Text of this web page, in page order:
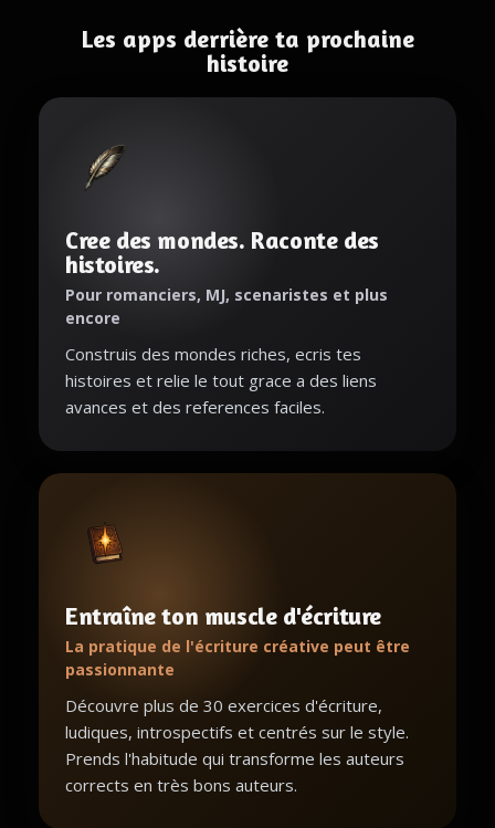
Les apps derrière ta prochaine
histoire
Cree des mondes. Raconte des
histoires.
Pour romanciers, MJ, scenaristes et plus
encore
Construis des mondes riches, ecris tes
histoires et relie le tout grace a des liens
avances et des references faciles.
Entraîne ton muscle d'écriture
La pratique de l'écriture créative peut être
passionnante
Découvre plus de 30 exercices d'écriture,
ludiques, introspectifs et centrés sur le style.
Prends l'habitude qui transforme les auteurs
corrects en très bons auteurs.